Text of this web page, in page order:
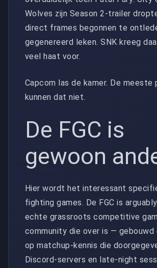
Wolves zijn Season 2-trailer
direct frames begonnen te
gegenereerd leken. SNK kreeg
veel haat voor.
Capcom las de kamer. De meeste
kunnen dat niet.
De FGC is
gewoon
Hier wordt het interessant
fighting games. De FGC is
echte grassroots competitive
community die over is — gebouwd
op matchup-kennis die
Discord-servers en late-night